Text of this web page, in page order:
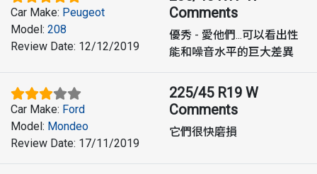
Car Make: Peugeot
Model: 208
Review Date: 12/12/2019
Comments
優秀 - 愛他們...可以看出性
能和噪音水平的巨大差異
Car Make: Ford
Model: Mondeo
Review Date: 17/11/2019
225/45 R19 W
Comments
它們很快磨損